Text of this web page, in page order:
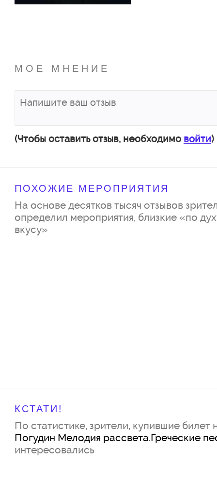
МОЕ МНЕНИЕ
(Чтобы оставить отзыв, необходимо войти)
ПОХОЖИЕ МЕРОПРИЯТИЯ
На основе десятков тысяч отзывов
определил мероприятия, близкие «по
вкусу»
КСТАТИ!
По статистике, зрители, купившие билет
Погудин Мелодия рассвета.Греческие
интересовались